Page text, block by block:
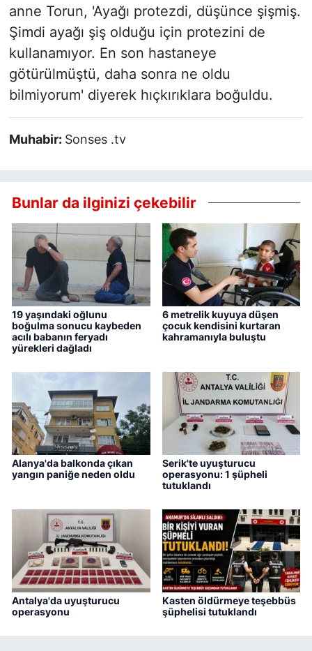
anne Torun, 'Ayağı protezdi, düşünce şişmiş.
Şimdi ayağı şiş olduğu için protezini de
kullanamıyor. En son hastaneye
götürülmüştü, daha sonra ne oldu
bilmiyorum' diyerek hıçkırıklara boğuldu.
Muhabir: Sonses .tv
Bunlar da ilginizi çekebilir
19 yaşındaki oğlunu
boğulma sonucu kaybeden
acılı babanın feryadı
yürekleri dağladı
6 metrelik kuyuya düşen
çocuk kendisini kurtaran
kahramanıyla buluştu
Alanya'da balkonda çıkan
yangın paniğe neden oldu
Serik'te uyuşturucu
operasyonu: 1 şüpheli
tutuklandı
Antalya'da uyuşturucu
operasyonu
Kasten öldürmeye teşebbüs
şüphelisi tutuklandı